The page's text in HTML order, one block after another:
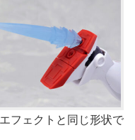
フェクトと同じ形状で